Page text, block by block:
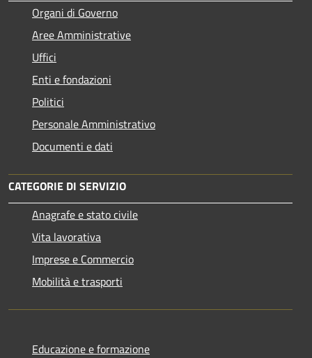
Organi di Governo
Aree Amministrative
Uffici
Enti e fondazioni
Politici
Personale Amministrativo
Documenti e dati
CATEGORIE DI SERVIZIO
Anagrafe e stato civile
Vita lavorativa
Imprese e Commercio
Mobilità e trasporti
Educazione e formazione